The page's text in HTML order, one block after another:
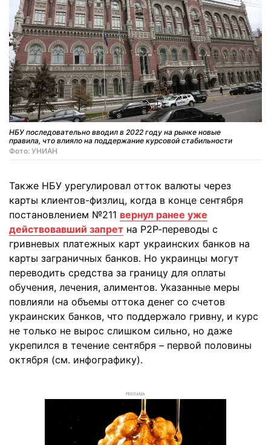
НБУ последовательно вводил в 2022 году на рынке новые
правила, что влияло на поддержание курсовой стабильности
Фото: УНИАН
Также НБУ урегулировал отток валюты через
карты клиентов-физлиц, когда в конце сентября
постановлением №211 вернул ранее уже
действовавший запрет на Р2Р-переводы с
гривневых платежных карт украинских банков на
карты заграничных банков. Но украинцы могут
переводить средства за границу для оплаты
обучения, лечения, алиментов. Указанные меры
повлияли на объемы оттока денег со счетов
украинских банков, что поддержало гривну, и курс
не только не вырос слишком сильно, но даже
укрепился в течение сентября – первой половины
октября (см. инфографику).
РЕКЛАМА